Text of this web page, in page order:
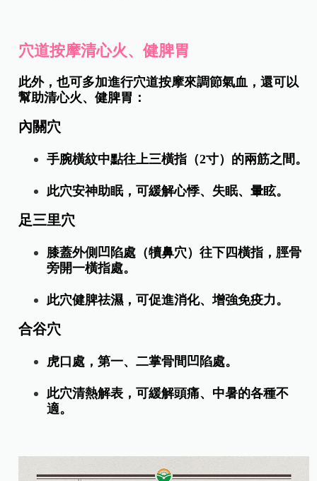
穴道按摩清心火、健脾胃
此外，也可多加進行穴道按摩來調節氣血，還可以
幫助清心火、健脾胃：
內關穴
手腕橫紋中點往上三橫指（2寸）的兩筋之間。
此穴安神助眠，可緩解心悸、失眠、暈眩。
足三里穴
膝蓋外側凹陷處（犢鼻穴）往下四橫指，脛骨
旁開一橫指處。
此穴健脾祛濕，可促進消化、增強免疫力。
合谷穴
虎口處，第一、二掌骨間凹陷處。
此穴清熱解表，可緩解頭痛、中暑的各種不
適。